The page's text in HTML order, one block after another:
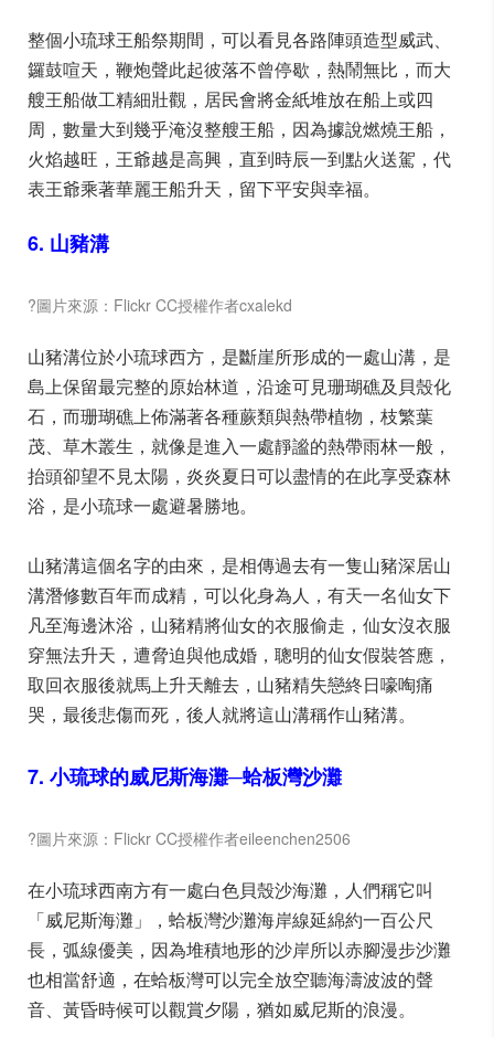
整個小琉球王船祭期間，可以看見各路陣頭造型威武、
鑼鼓喧天，鞭炮聲此起彼落不曾停歇，熱鬧無比，而大
艘王船做工精細壯觀，居民會將金紙堆放在船上或四
周，數量大到幾乎淹沒整艘王船，因為據說燃燒王船，
火焰越旺，王爺越是高興，直到時辰一到點火送駕，代
表王爺乘著華麗王船升天，留下平安與幸福。
6. 山豬溝
?圖片來源：Flickr CC授權作者cxalekd
山豬溝位於小琉球西方，是斷崖所形成的一處山溝，是
島上保留最完整的原始林道，沿途可見珊瑚礁及貝殼化
石，而珊瑚礁上佈滿著各種蕨類與熱帶植物，枝繁葉
茂、草木叢生，就像是進入一處靜謐的熱帶雨林一般，
抬頭卻望不見太陽，炎炎夏日可以盡情的在此享受森林
浴，是小琉球一處避暑勝地。
山豬溝這個名字的由來，是相傳過去有一隻山豬深居山
溝潛修數百年而成精，可以化身為人，有天一名仙女下
凡至海邊沐浴，山豬精將仙女的衣服偷走，仙女沒衣服
穿無法升天，遭脅迫與他成婚，聰明的仙女假裝答應，
取回衣服後就馬上升天離去，山豬精失戀終日嚎啕痛
哭，最後悲傷而死，後人就將這山溝稱作山豬溝。
7. 小琉球的威尼斯海灘─蛤板灣沙灘
?圖片來源：Flickr CC授權作者eileenchen2506
在小琉球西南方有一處白色貝殼沙海灘，人們稱它叫
「威尼斯海灘」，蛤板灣沙灘海岸線延綿約一百公尺
長，弧線優美，因為堆積地形的沙岸所以赤腳漫步沙灘
也相當舒適，在蛤板灣可以完全放空聽海濤波波的聲
音、黃昏時候可以觀賞夕陽，猶如威尼斯的浪漫。